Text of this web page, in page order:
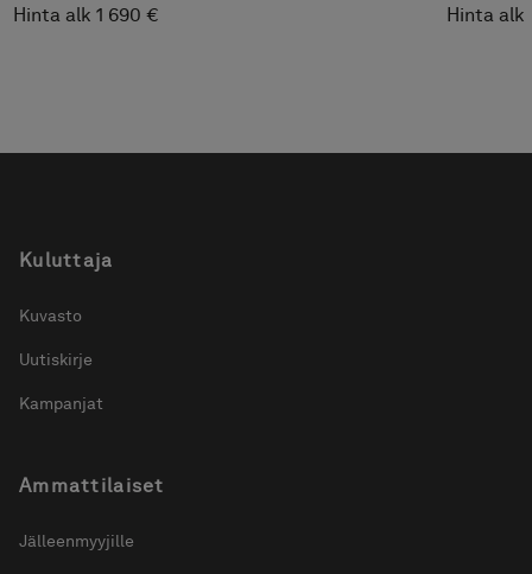
Hinta alk 1 690 € Hinta alk
Kuluttaja
Kuvasto
Uutiskirje
Kampanjat
Ammattilaiset
Jälleenmyyjille